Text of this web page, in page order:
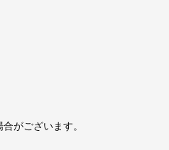
がございます。